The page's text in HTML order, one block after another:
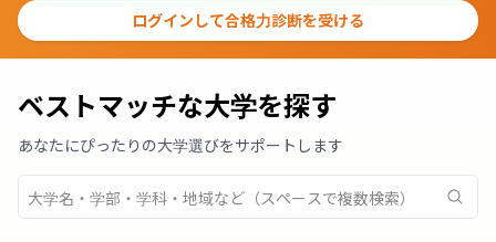
ログインして合格力診断を受ける
ベストマッチな大学を探す
あなたにぴったりの大学選びをサポートします